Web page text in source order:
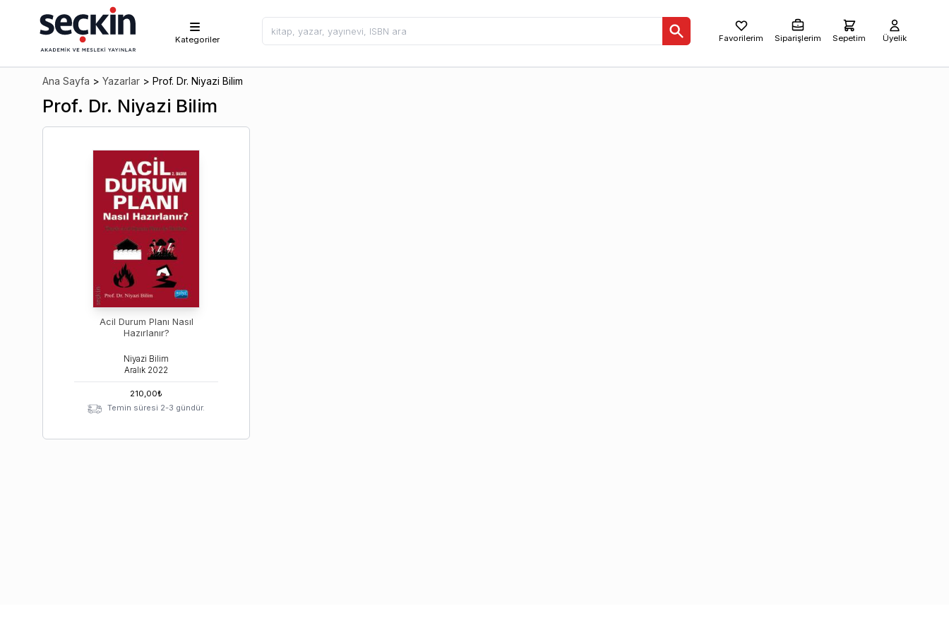
Kategoriler Favorilerim Siparişlerim Sepetim Üyelik
Ana Sayfa > Yazarlar > Prof. Dr. Niyazi Bilim
Prof. Dr. Niyazi Bilim
Acil Durum Planı Nasıl
Hazırlanır?
Niyazi Bilim
Aralık 2022
210,00₺
Temin süresi 2-3 gündür.